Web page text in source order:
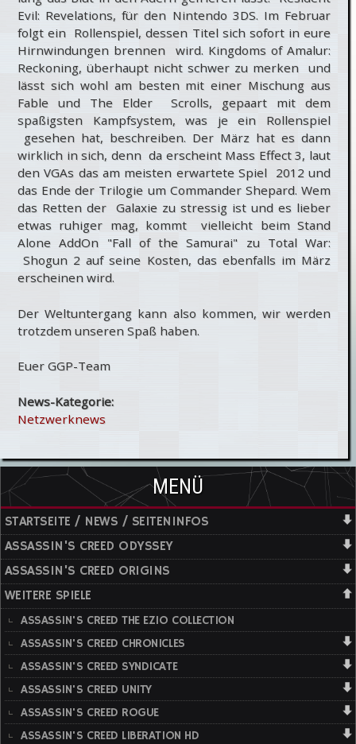
Evil: Revelations, für den Nintendo 3DS. Im Februar
folgt ein Rollenspiel, dessen Titel sich sofort in eure
Hirnwindungen brennen wird. Kingdoms of Amalur:
Reckoning, überhaupt nicht schwer zu merken und
lässt sich wohl am besten mit einer Mischung aus
Fable und The Elder Scrolls, gepaart mit dem
spaßigsten Kampfsystem, was je ein Rollenspiel
gesehen hat, beschreiben. Der März hat es dann
wirklich in sich, denn da erscheint Mass Effect 3, laut
den VGAs das am meisten erwartete Spiel 2012 und
das Ende der Trilogie um Commander Shepard. Wem
das Retten der Galaxie zu stressig ist und es lieber
etwas ruhiger mag, kommt vielleicht beim Stand
Alone AddOn "Fall of the Samurai" zu Total War:
Shogun 2 auf seine Kosten, das ebenfalls im März
erscheinen wird.
Der Weltuntergang kann also kommen, wir werden
trotzdem unseren Spaß haben.
Euer GGP-Team
News-Kategorie:
Netzwerknews
MENÜ
STARTSEITE / NEWS / SEITENINFOS
ASSASSIN'S CREED ODYSSEY
ASSASSIN'S CREED ORIGINS
WEITERE SPIELE
ASSASSIN'S CREED THE EZIO COLLECTION
ASSASSIN'S CREED CHRONICLES
ASSASSIN'S CREED SYNDICATE
ASSASSIN'S CREED UNITY
ASSASSIN'S CREED ROGUE
ASSASSIN'S CREED LIBERATION HD